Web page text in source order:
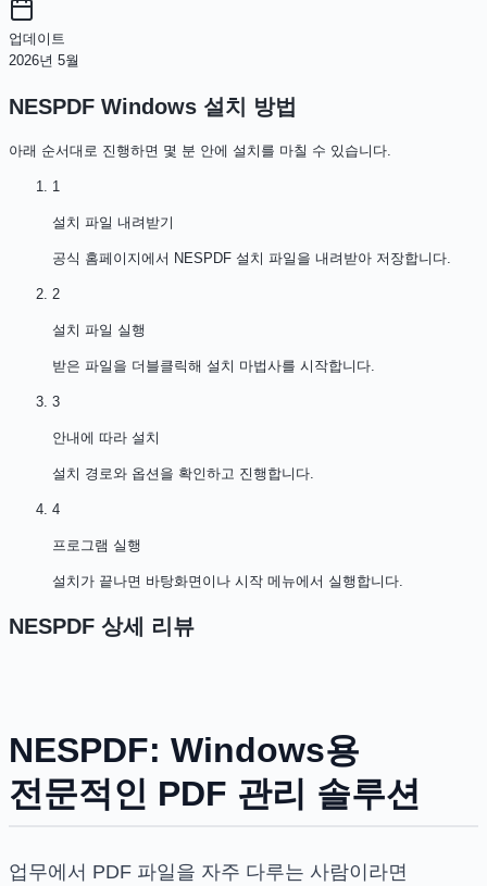
업데이트
2026년 5월
NESPDF Windows 설치 방법
아래 순서대로 진행하면 몇 분 안에 설치를 마칠 수 있습니다.
1
설치 파일 내려받기
공식 홈페이지에서 NESPDF 설치 파일을 내려받아 저장합니다.
2
설치 파일 실행
받은 파일을 더블클릭해 설치 마법사를 시작합니다.
3
안내에 따라 설치
설치 경로와 옵션을 확인하고 진행합니다.
4
프로그램 실행
설치가 끝나면 바탕화면이나 시작 메뉴에서 실행합니다.
NESPDF 상세 리뷰
NESPDF: Windows용
전문적인 PDF 관리 솔루션
업무에서 PDF 파일을 자주 다루는 사람이라면